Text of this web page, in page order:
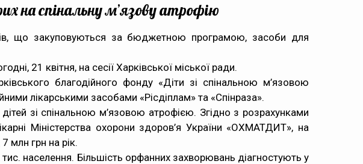
на спінальну м’язову атрофію
що закуповуються за бюджетною програмою, засоби для
21 квітня, на сесії Харківської міської ради.
благодійного фонду «Діти зі спінальною м’язовою
лікарськими засобами «Рісдіплам» та «Спінраза».
зі спінальною м’язовою атрофією. Згідно з розрахунками
Міністерства охорони здоров’я України «ОХМАТДИТ», на
млн грн на рік.
населення. Більшість орфанних захворювань діагностують у